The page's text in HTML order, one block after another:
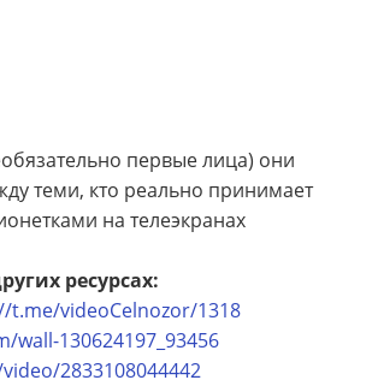
первые лица) они
теми, кто реально принимает
на телеэкранах
ресурсах:
t.me/videoCelnozor/1318
wall-130624197_93456
2833108044442